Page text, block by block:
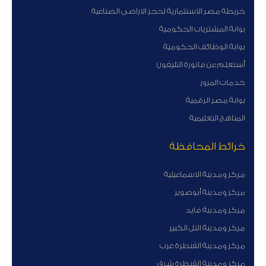
خريطة مصر الاستثمارية لحجز الاراضى الصناعية
بوابة المشتريات الحكومية
بوابة الوظائف الحكومية
أستعلم عن فاتورة التليفون
خدمات المرور
بوابة مصر الرقمية
المناهج التعليمية
خرائط المحافظة
مركز ومدينة الاسماعيلية
مركز ومدينة أبوصوير
مركز ومدينة فايد
مركز ومدينة التل الكبير
مركز ومدينة القنطرة غرب
مركز ومدينة القنطرة شرق